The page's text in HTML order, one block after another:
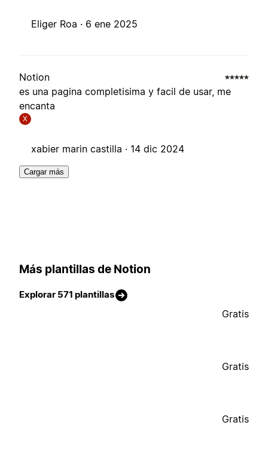
Eliger Roa · 6 ene 2025
Notion
es una pagina completisima y facil de usar, me
encanta
X
xabier marin castilla · 14 dic 2024
Cargar más
Más plantillas de Notion
Explorar 571 plantillas
Gratis
Gratis
Gratis